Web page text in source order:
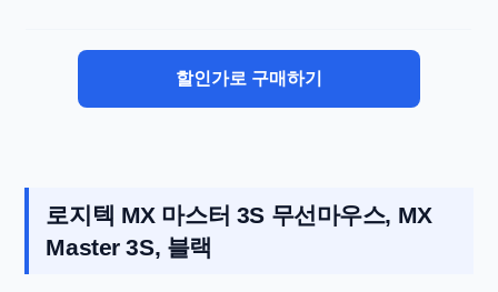
할인가로 구매하기
로지텍 MX 마스터 3S 무선마우스, MX
Master 3S, 블랙